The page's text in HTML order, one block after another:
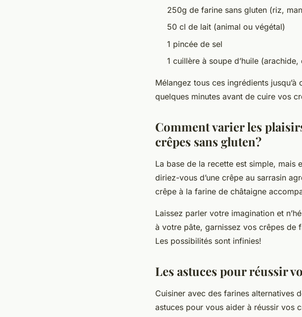
250g de farine sans gluten (riz,
50 cl de lait (animal ou végétal)
1 pincée de sel
1 cuillère à soupe d’huile
Mélangez tous ces ingrédients
quelques minutes avant de cuire vos
Comment varier les
crêpes sans gluten?
La base de la recette est simple, mais
diriez-vous d’une crêpe au sarrasin
crêpe à la farine de châtaigne
Laissez parler votre imagination et
à votre pâte, garnissez vos crêpes
Les possibilités sont infinies!
Les astuces pour réussir
Cuisiner avec des farines alternatives
astuces pour vous aider à réussir vos